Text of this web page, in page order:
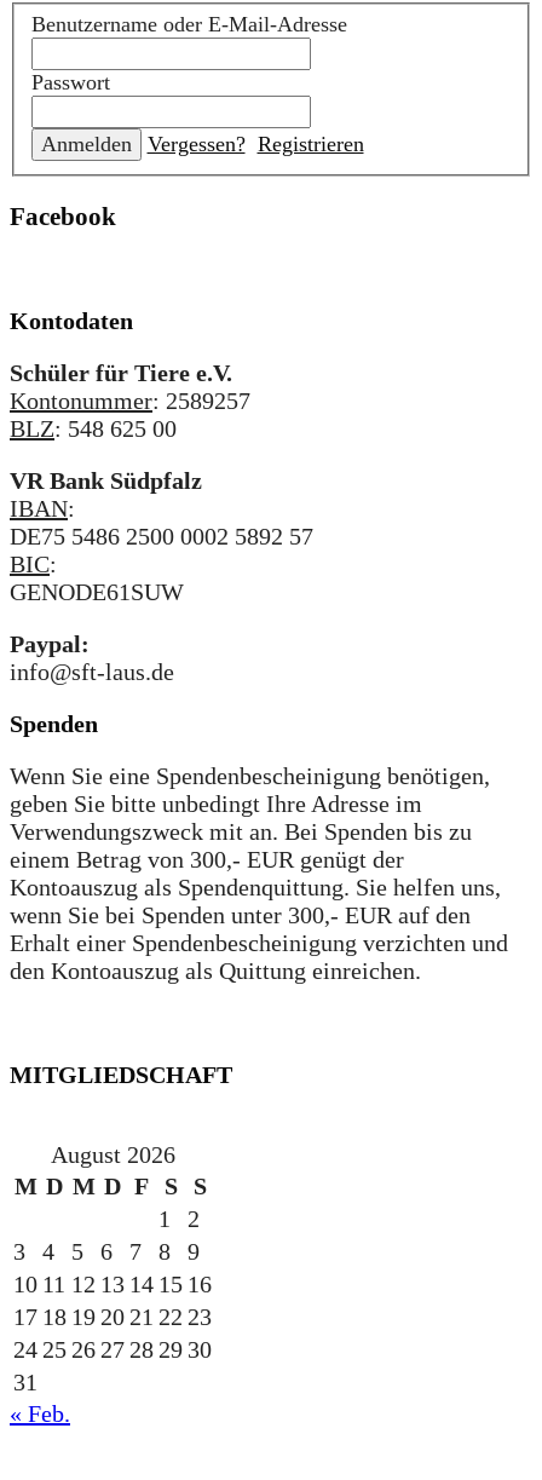
Benutzername oder E-Mail-Adresse
Passwort
Vergessen? Registrieren
Facebook
Kontodaten
Schüler für Tiere e.V.
Kontonummer: 2589257
BLZ: 548 625 00
VR Bank Südpfalz
IBAN:
DE75 5486 2500 0002 5892 57
BIC:
GENODE61SUW
Paypal:
info@sft-laus.de
Spenden
Wenn Sie eine Spendenbescheinigung benötigen,
geben Sie bitte unbedingt Ihre Adresse im
Verwendungszweck mit an. Bei Spenden bis zu
einem Betrag von 300,- EUR genügt der
Kontoauszug als Spendenquittung. Sie helfen uns,
wenn Sie bei Spenden unter 300,- EUR auf den
Erhalt einer Spendenbescheinigung verzichten und
den Kontoauszug als Quittung einreichen.
MITGLIEDSCHAFT
August 2026
M D M D F S
S
1
2
3
4 5 6 7 8
9
10 11 12 13 14 15 16
17 18 192021 22 23
242526272829 30
31
« Feb.